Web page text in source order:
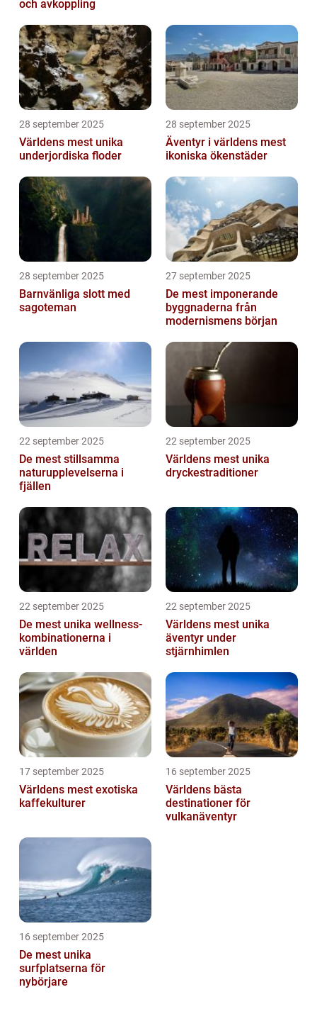
och avkoppling
28 september 2025
Världens mest unika
underjordiska floder
28 september 2025
Äventyr i världens mest
ikoniska ökenstäder
28 september 2025
Barnvänliga slott med
sagoteman
27 september 2025
De mest imponerande
byggnaderna från
modernismens början
22 september 2025
De mest stillsamma
naturupplevelserna i
fjällen
22 september 2025
Världens mest unika
dryckestraditioner
22 september 2025
De mest unika wellness-
kombinationerna i
världen
22 september 2025
Världens mest unika
äventyr under
stjärnhimlen
17 september 2025
Världens mest exotiska
kaffekulturer
16 september 2025
Världens bästa
destinationer för
vulkanäventyr
16 september 2025
De mest unika
surfplatserna för
nybörjare